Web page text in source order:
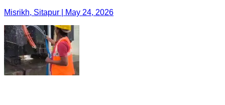
Misrikh, Sitapur | May 24, 2026